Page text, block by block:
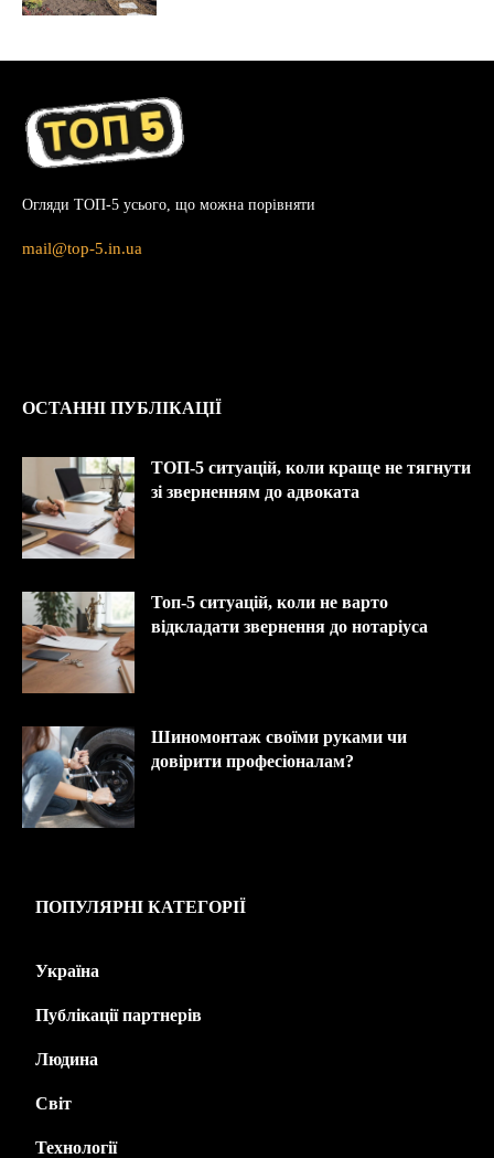
Огляди ТОП-5 усього, що можна порівняти
mail@top-5.in.ua
ОСТАННІ ПУБЛІКАЦІЇ
ТОП-5 ситуацій, коли краще не тягнути
зі зверненням до адвоката
Топ-5 ситуацій, коли не варто
відкладати звернення до нотаріуса
Шиномонтаж своїми руками чи
довірити професіоналам?
ПОПУЛЯРНІ КАТЕГОРІЇ
Україна
Публікації партнерів
Людина
Світ
Технології